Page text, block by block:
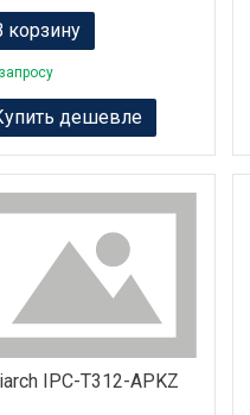
корзину
дешевле
IPC-T312-APKZ